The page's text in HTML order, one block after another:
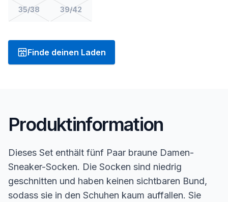
35/38 39/42
Finde deinen Laden
Produktinformation
Dieses Set enthält fünf Paar braune Damen-
Sneaker-Socken. Die Socken sind niedrig
geschnitten und haben keinen sichtbaren Bund,
sodass sie in den Schuhen kaum auffallen. Sie